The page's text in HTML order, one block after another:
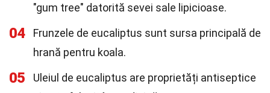
"gum tree" datorită sevei sale lipicioase.
04
Frunzele de eucaliptus sunt sursa principală de
hrană pentru koala.
05
Uleiul de eucaliptus are proprietăți antiseptice